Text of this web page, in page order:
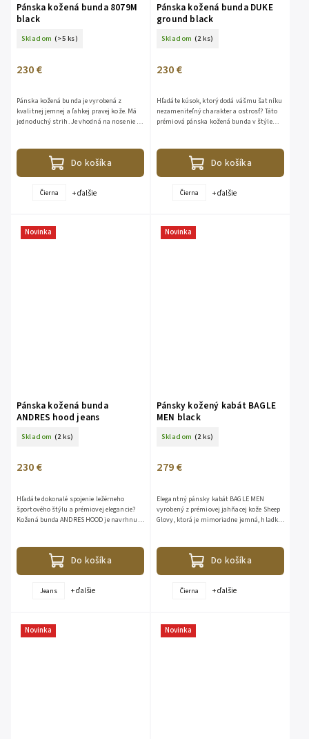
Pánska kožená bunda 8079M
black
Skladom (>5 ks)
230 €
Do košíka
Pánska kožená bunda je vyrobená z
kvalitnej jemnej a ľahkej pravej kože. Má
jednoduchý strih. Je vhodná na nosenie v
Čierna + ďalšie
Pánska kožená bunda DUKE
ground black
Skladom (2 ks)
230 €
Do košíka
Hľadáte kúsok, ktorý dodá vášmu šatníku
nezameniteľný charakter a ostrosť? Táto
prémiová pánska kožená bunda v štýle
Čierna + ďalšie
Novinka
Pánska kožená bunda
ANDRES hood jeans
Skladom (2 ks)
230 €
Do košíka
Hľadáte dokonalé spojenie ležérneho
športového štýlu a prémiovej elegancie?
Kožená bunda ANDRES HOOD je navrhnutá
Jeans + ďalšie
Novinka
Pánsky kožený kabát BAGLE
MEN black
Skladom (2 ks)
279 €
Do košíka
Elegantný pánsky kabát BAGLE MEN
vyrobený z prémiovej jahňacej kože Sheep
Glovy, ktorá je mimoriadne jemná, hladká
Čierna + ďalšie
Novinka Novinka